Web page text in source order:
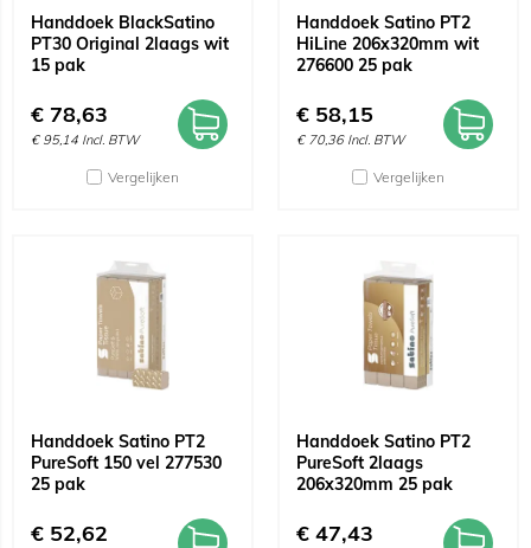
Handdoek BlackSatino
PT30 Original 2laags wit
15 pak
€ 78,63
€ 95,14 Incl. BTW
Vergelijken
Handdoek Satino PT2
HiLine 206x320mm wit
276600 25 pak
€ 58,15
€ 70,36 Incl. BTW
Vergelijken
Handdoek Satino PT2
PureSoft 150 vel 277530
25 pak
€ 52,62
Handdoek Satino PT2
PureSoft 2laags
206x320mm 25 pak
€ 47,43